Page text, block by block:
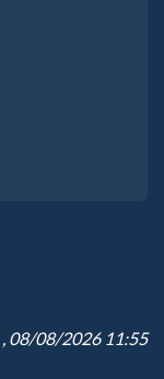
, 08/08/2026 11:55